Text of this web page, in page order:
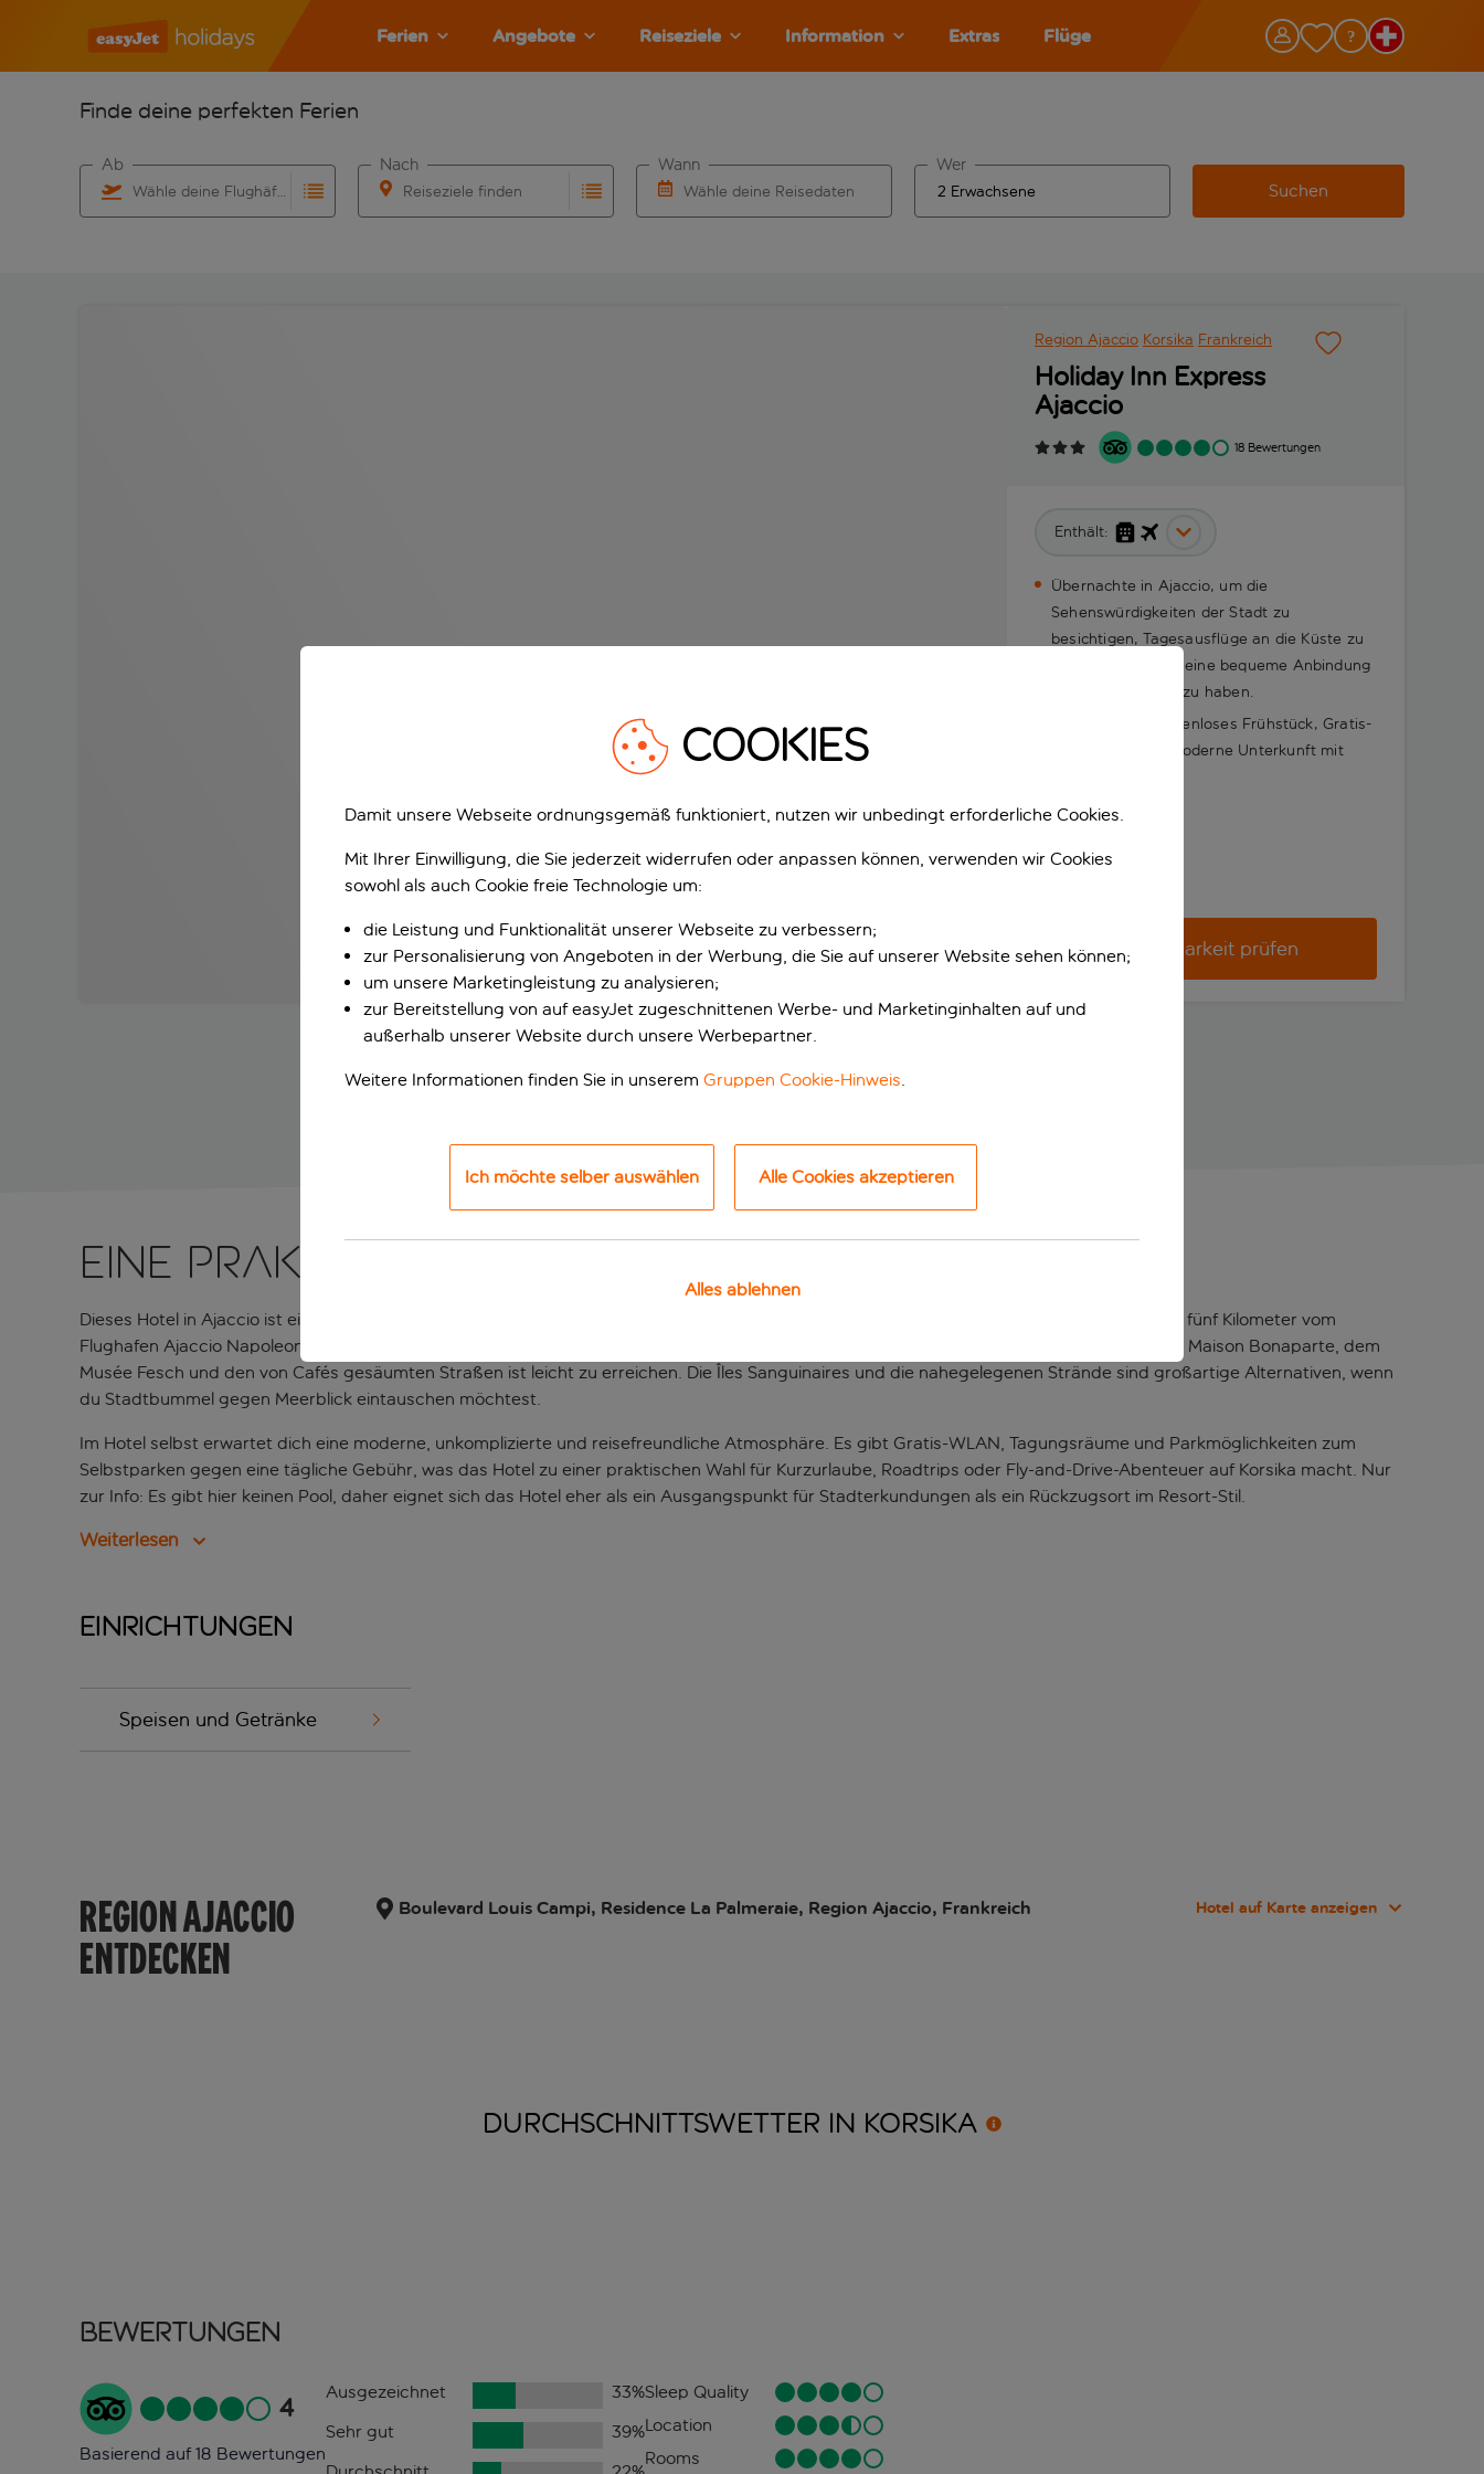
Ferien Angebote Reiseziele Information Extras Flüge
Finde deine perfekten Ferien
Wähle deine Flughäfen
Ab
Reiseziele finden
Nach
Wähle deine Reisedaten
Wann Wer
Suchen
Region Ajaccio Korsika Frankreich
Holiday Inn Express
Ajaccio
18 Bewertungen
Enthält:
Übernachte in Ajaccio, um die
Sehenswürdigkeiten der Stadt zu
besichtigen, Tagesausflüge an die Küste zu
unternehmen und eine bequeme Anbindung
an den Flughafen zu haben.
Freu dich auf kostenloses Frühstück, Gratis-
WLAN und eine moderne Unterkunft mit
Verfügbarkeit prüfen
Eine praktische Unterkunft in Ajaccio
Dieses Hotel in Ajaccio ist ein idealer Ausgangspunkt, um die Hauptstadt Korsikas und die restliche Insel zu erkunden. Das Hotel liegt etwa fünf Kilometer vom
Flughafen Ajaccio Napoleon Bonaparte entfernt, sodass du bequem an- und abreisen kannst. Das Stadtzentrum mit dem Jachthafen, der Maison Bonaparte, dem
Musée Fesch und den von Cafés gesäumten Straßen ist leicht zu erreichen. Die Îles Sanguinaires und die nahegelegenen Strände sind großartige Alternativen, wenn
du Stadtbummel gegen Meerblick eintauschen möchtest.
Im Hotel selbst erwartet dich eine moderne, unkomplizierte und reisefreundliche Atmosphäre. Es gibt Gratis-WLAN, Tagungsräume und Parkmöglichkeiten zum
Selbstparken gegen eine tägliche Gebühr, was das Hotel zu einer praktischen Wahl für Kurzurlaube, Roadtrips oder Fly-and-Drive-Abenteuer auf Korsika macht. Nur
zur Info: Es gibt hier keinen Pool, daher eignet sich das Hotel eher als ein Ausgangspunkt für Stadterkundungen als ein Rückzugsort im Resort-Stil.
Weiterlesen
Einrichtungen
Speisen und Getränke
REGION AJACCIO
ENTDECKEN
Boulevard Louis Campi, Residence La Palmeraie, Region Ajaccio, Frankreich Hotel auf Karte anzeigen
DURCHSCHNITTSWETTER IN KORSIKA
Bewertungen
4
Basierend auf 18 Bewertungen
Ausgezeichnet 33%
Sehr gut
39%
Sleep Quality
Location
Rooms
COOKIES
Damit unsere Webseite ordnungsgemäß funktioniert, nutzen wir unbedingt erforderliche Cookies.
Mit Ihrer Einwilligung, die Sie jederzeit widerrufen oder anpassen können, verwenden wir Cookies
sowohl als auch Cookie freie Technologie um:
die Leistung und Funktionalität unserer Webseite zu verbessern;
zur Personalisierung von Angeboten in der Werbung, die Sie auf unserer Website sehen können;
um unsere Marketingleistung zu analysieren;
zur Bereitstellung von auf easyJet zugeschnittenen Werbe- und Marketinginhalten auf und
außerhalb unserer Website durch unsere Werbepartner.
Weitere Informationen finden Sie in unserem Gruppen Cookie-Hinweis.
Ich möchte selber auswählen Alle Cookies akzeptieren
Alles ablehnen